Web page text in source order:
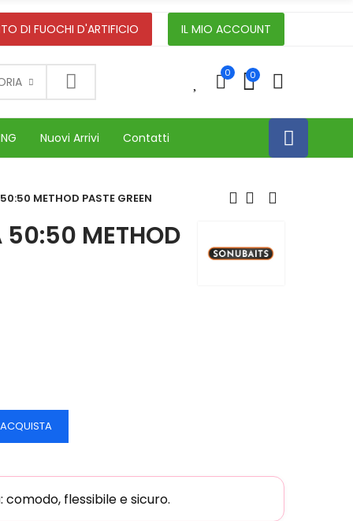
DI FUOCHI D'ARTIFICIO IL MIO ACCOUNT
0 0
Nuovi Arrivi Contatti
METHOD PASTE GREEN
50:50 METHOD
ACQUISTA
flessibile e sicuro.